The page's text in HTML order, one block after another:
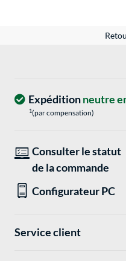
Expéditionneutre
1(par compensation)
Consulter le statut
de la commande
Configurateur PC
Service client